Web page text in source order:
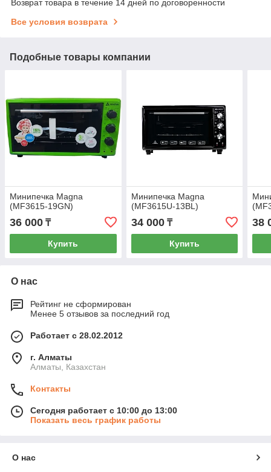
Возврат товара в течение 14 дней по договоренности
Все условия возврата
Подобные товары компании
Минипечка Magna
(MF3615-19GN)
36 000 ₸
Купить
Минипечка Magna
(MF3615U-13BL)
34 000₸
Купить
38
О нас
Рейтинг не сформирован
Менее 5 отзывов за последний год
Работает с 28.02.2012
г. Алматы
Алматы, Казахстан
Контакты
Сегодня работает с 10:00 до 13:00
Показать весь график работы
О нас